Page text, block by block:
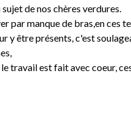
de nos chères verdures.
par manque de bras,en ces
y être présents, c'est
travail est fait avec coeur,